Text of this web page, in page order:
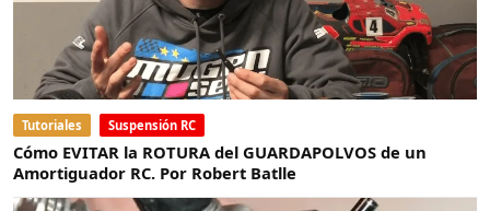
Tutoriales Suspensión RC
Cómo EVITAR la ROTURA del GUARDAPOLVOS de un
Amortiguador RC. Por Robert Batlle